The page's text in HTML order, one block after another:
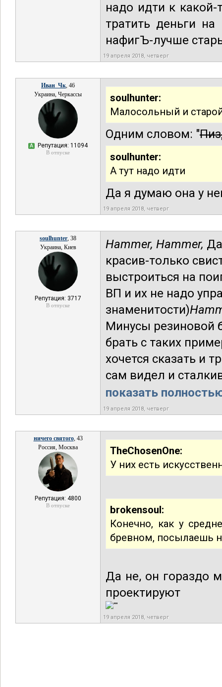
надо идти к какой-
тратить деньги
нафигЪ-лучше
19 апреля 2018, четверг
Иван_Чк, 46
Украина, Черкассы
А Репутация: 11094
В отпуске
soulhunter:
Малосольный и
Одним словом: "
soulhunter:
А тут надо идти
Да я думаю она у
19 апреля 2018, четверг
soulhunter, 38
Украина, Киев
Репутация: 3717
В отпуске
Hammer, Hammer,
красив-только
выстроиться на
ВП и их не надо
знаменитости)
Минусы резиновой
брать с таких
хочется сказать и
сам видел и
показать
19 апреля 2018, четверг
ничего святого, 43
Россия, Москва
Репутация: 4800
В отпуске
TheChosenOne:
У них есть
brokensoul:
Конечно, как у
бревном, посылаешь
Да не, он гораздо
проектируют
19 апреля 2018, четверг